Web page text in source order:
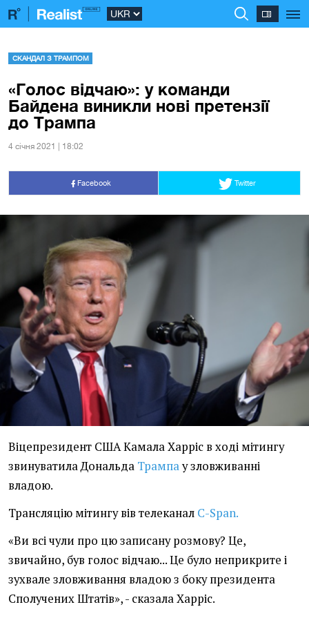
СКАНДАЛ З ТРАМПОМ
«Голос відчаю»: у команди
Байдена виникли нові претензії
до Трампа
4 сiчня 2021 | 18:02
Facebook Twitter
Віцепрезидент США Камала Харріс в ході мітингу
звинуватила Дональда Трампау зловживанні
владою.
Трансляцію мітингу вів телеканал C-Span.
«Ви всі чули про цю записану розмову? Це,
звичайно, був голос відчаю... Це було неприкрите і
зухвале зловживання владою з боку президента
Сполучених Штатів», - сказала Харріс.